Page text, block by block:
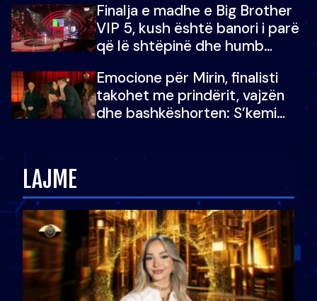
Finalja e madhe e Big Brother
VIP 5, kush është banori i parë
që lë shtëpinë dhe humb
çmimin e madh
Emocione për Mirin, finalisti
takohet me prindërit, vajzën
dhe bashkëshorten: S’kemi
LAJME